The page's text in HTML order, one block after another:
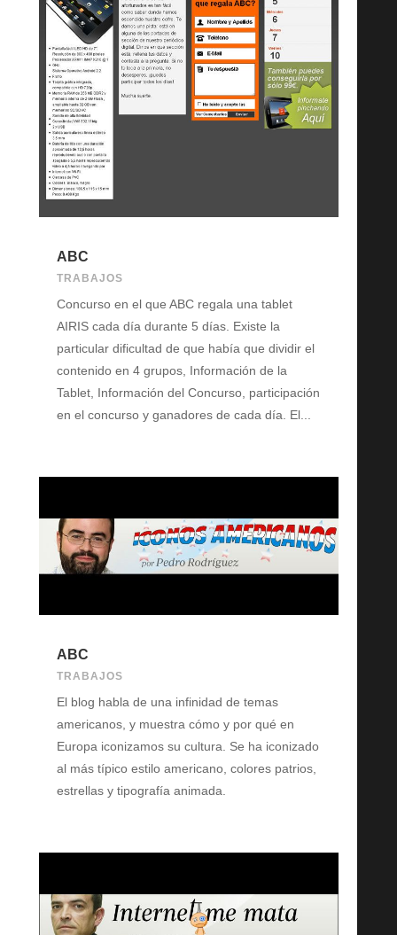
ABC
TRABAJOS
Concurso en el que ABC regala una tablet
AIRIS cada día durante 5 días. Existe la
particular dificultad de que había que dividir el
contenido en 4 grupos, Información de la
Tablet, Información del Concurso, participación
en el concurso y ganadores de cada día. El...
ABC
TRABAJOS
El blog habla de una infinidad de temas
americanos, y muestra cómo y por qué en
Europa iconizamos su cultura. Se ha iconizado
al más típico estilo americano, colores patrios,
estrellas y tipografía animada.